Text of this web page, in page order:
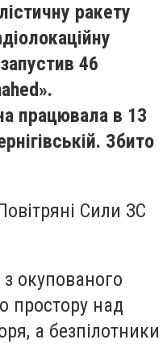
ракету
46
працювала в 13
Збито
Сили ЗС
окупованого
простору над
а безпілотники